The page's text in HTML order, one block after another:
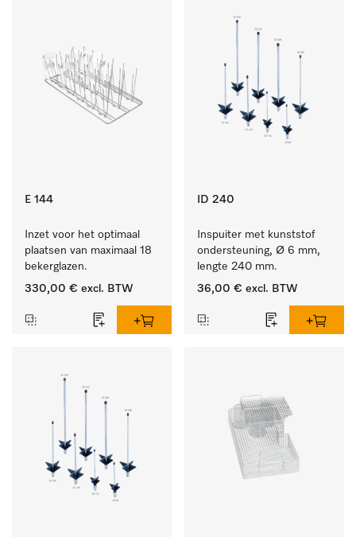
E 144
Inzet voor het optimaal
plaatsen van maximaal 18
bekerglazen.
330,00 € excl. BTW
ID 240
Inspuiter met kunststof
ondersteuning, Ø 6 mm,
lengte 240 mm.
36,00 € excl. BTW